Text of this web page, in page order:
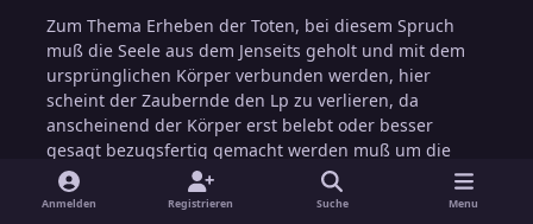
Zum Thema Erheben der Toten, bei diesem Spruch
muß die Seele aus dem Jenseits geholt und mit dem
ursprünglichen Körper verbunden werden, hier
scheint der Zaubernde den Lp zu verlieren, da
anscheinend der Körper erst belebt oder besser
gesagt bezugsfertig gemacht werden muß um die
Seele, Anima und den Astralleib dauerhaft
aufzunehmen. Hinweis für mich ist, dass bei
Anmelden Registrieren Suche Menu